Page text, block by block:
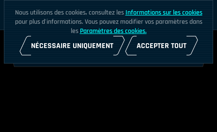
Nous utilisons des cookies, consultez les Informations sur les cookies
pour plus d'informations. Vous pouvez modifier vos paramètres dans
les Paramètres des cookies.
NÉCESSAIRE UNIQUEMENT ACCEPTER TOUT